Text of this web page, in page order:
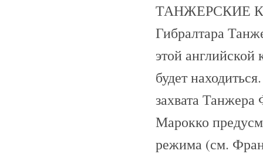
ТАНЖЕРСКИЕ
Гибралтара
этой английской
будет
захвата
Марокко
режима (см.